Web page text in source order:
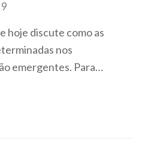
hoje discute como as
nos
emergentes. Para…